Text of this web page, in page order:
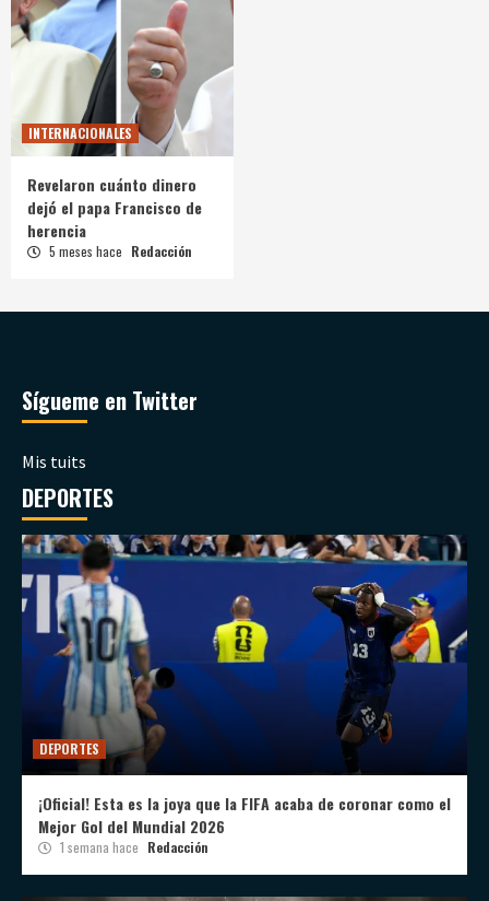
INTERNACIONALES
Revelaron cuánto dinero
dejó el papa Francisco de
herencia
5 meses hace Redacción
Sígueme en Twitter
Mis tuits
DEPORTES
DEPORTES
¡Oficial! Esta es la joya que la FIFA acaba de coronar como el
Mejor Gol del Mundial 2026
1 semana hace Redacción